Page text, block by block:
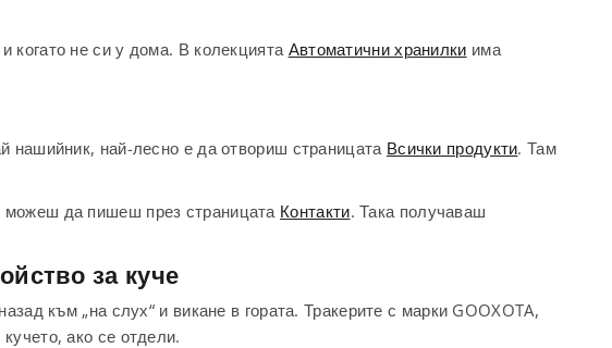
когато не си у дома. В колекцията Автоматични хранилки има
нашийник, най-лесно е да отвориш страницата Всички продукти. Там
можеш да пишеш през страницата Контакти. Така получаваш
за куче
към „на слух“ и викане в гората. Тракерите с марки GOOXOTA,
ако се отдели.